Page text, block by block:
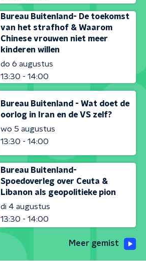
Bureau Buitenland- De toekomst
van het strafhof & Waarom
Chinese vrouwen niet meer
kinderen willen
do 6 augustus
13:30 - 14:00
Bureau Buitenland - Wat doet de
oorlog in Iran en de VS zelf?
wo 5 augustus
13:30 - 14:00
Bureau Buitenland-
Spoedoverleg over Ceuta &
Libanon als geopolitieke pion
di 4 augustus
13:30 - 14:00
Meer gemist